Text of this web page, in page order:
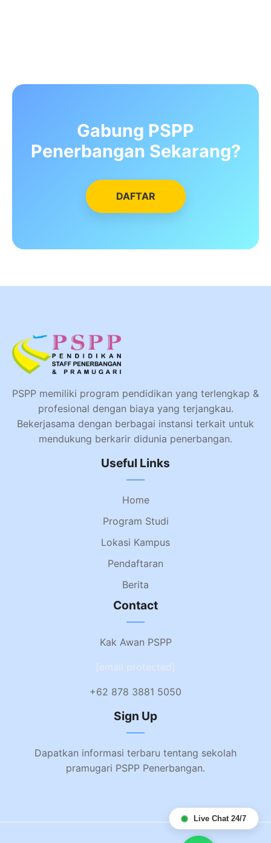
Gabung PSPP
Penerbangan Sekarang?
DAFTAR
PSPP memiliki program pendidikan yang terlengkap &
profesional dengan biaya yang terjangkau.
Bekerjasama dengan berbagai instansi terkait untuk
mendukung berkarir didunia penerbangan.
Useful Links
Home
Program Studi
Lokasi Kampus
Pendaftaran
Berita
Contact
Kak Awan PSPP
[email protected]
+62 878 3881 5050
Sign Up
Dapatkan informasi terbaru tentang sekolah
pramugari PSPP Penerbangan.
Live Chat 24/7